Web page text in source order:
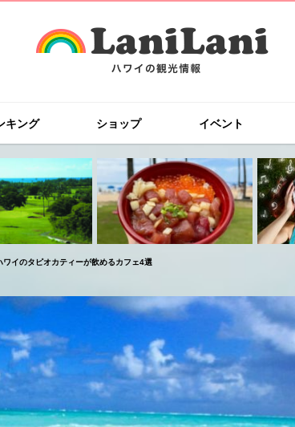
キング ショップ イベント
ワイのタピオカティーが飲めるカフェ4選